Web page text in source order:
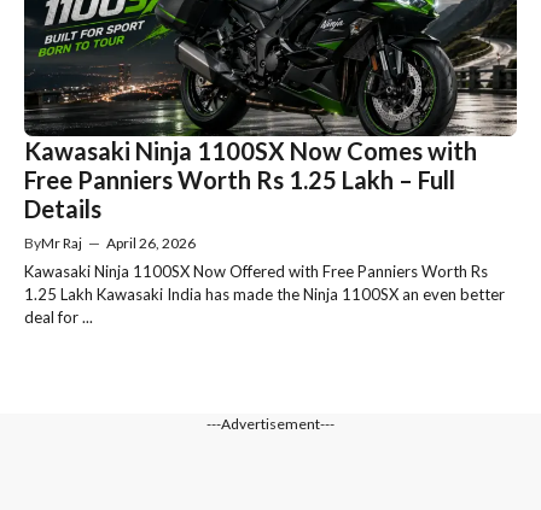
Kawasaki Ninja 1100SX Now Comes with
Free Panniers Worth Rs 1.25 Lakh – Full
Details
ByMr Raj — April 26, 2026
Kawasaki Ninja 1100SX Now Offered with Free Panniers Worth Rs
1.25 Lakh Kawasaki India has made the Ninja 1100SX an even better
deal for ...
---Advertisement---